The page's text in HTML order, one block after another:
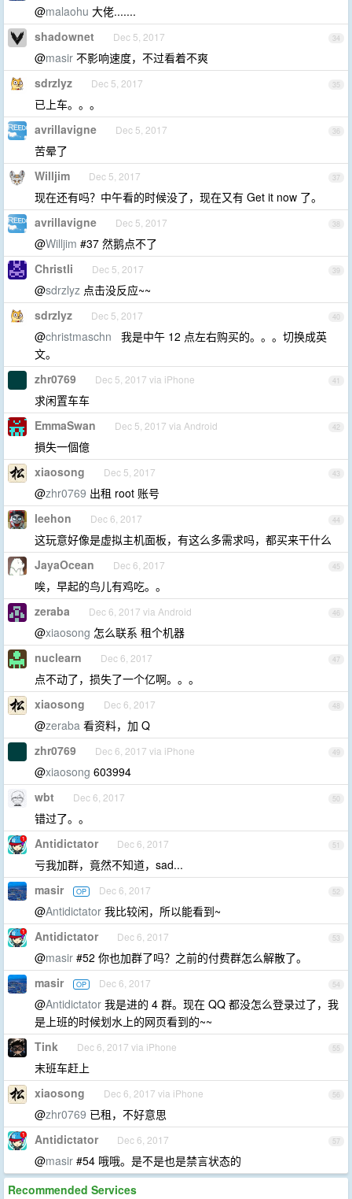
@malaohu 大佬.......
34
shadownet Dec 5, 2017
@masir 不影响速度，不过看着不爽
35
sdrzlyz Dec 5, 2017
已上车。。。
36
avrillavigne Dec 5, 2017
苦晕了
37
Willjim Dec 5, 2017
现在还有吗？中午看的时候没了，现在又有 Get it now 了。
38
avrillavigne Dec 5, 2017
@Willjim #37 然鹅点不了
39
Christli Dec 5, 2017
@sdrzlyz 点击没反应~~
40
sdrzlyz Dec 5, 2017
@christmaschn 我是中午 12 点左右购买的。。。切换成英
文。
41
zhr0769 Dec 5, 2017 via iPhone
求闲置车车
42
EmmaSwan Dec 5, 2017 via Android
損失一個億
43
xiaosong Dec 5, 2017
@zhr0769 出租 root 账号
44
leehon Dec 6, 2017
这玩意好像是虚拟主机面板，有这么多需求吗，都买来干什么
45
JayaOcean Dec 6, 2017
唉，早起的鸟儿有鸡吃。。
46
zeraba Dec 6, 2017 via Android
@xiaosong 怎么联系 租个机器
47
nuclearn Dec 6, 2017
点不动了，损失了一个亿啊。。。
48
xiaosong Dec 6, 2017
@zeraba 看资料，加 Q
49
zhr0769 Dec 6, 2017 via iPhone
@xiaosong 603994
50
wbt Dec 6, 2017
错过了。。
51
Antidictator Dec 6, 2017
亏我加群，竟然不知道，sad...
52
masir OP Dec 6, 2017
@Antidictator 我比较闲，所以能看到~
53
Antidictator Dec 6, 2017
@masir #52 你也加群了吗？之前的付费群怎么解散了。
54
masir OP Dec 6, 2017
@Antidictator 我是进的 4 群。现在 QQ 都没怎么登录过了，我
是上班的时候划水上的网页看到的~~
55
Tink Dec 6, 2017 via iPhone
末班车赶上
56
xiaosong Dec 6, 2017 via iPhone
@zhr0769 已租，不好意思
57
Antidictator Dec 6, 2017
@masir #54 哦哦。是不是也是禁言状态的
Recommended Services